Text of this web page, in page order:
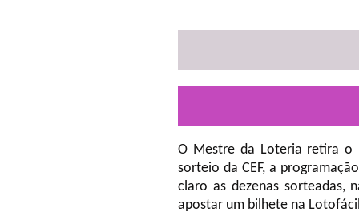
O Mestre da Loteria retira o
sorteio da CEF, a
claro as dezenas sorteadas,
apostar um bilhete na